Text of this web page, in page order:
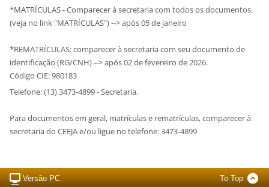
*MATRÍCULAS - Comparecer à secretaria com todos os documentos.
(veja no link "MATRÍCULAS") --> após 05 de janeiro
*REMATRÍCULAS: comparecer à secretaria com seu documento de
identificação (RG/CNH) --> após 02 de fevereiro de 2026.
Código CIE: 980183
Telefone: (13) 3473-4899 - Secretaria.
Para documentos em geral, matrículas e rematrículas, comparecer à
secretaria do CEEJA e/ou ligue no telefone: 3473-4899
Versão PC To Top